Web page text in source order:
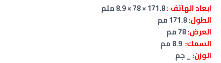
ابعاد الهاتف :
الطول:
العرض:
السمك:
الوزن:_ جم